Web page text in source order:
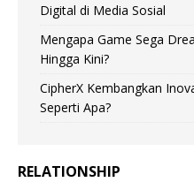
Digital di Media Sosial
Mengapa Game Sega
Hingga Kini?
CipherX Kembangkan
Seperti Apa?
RELATIONSHIP